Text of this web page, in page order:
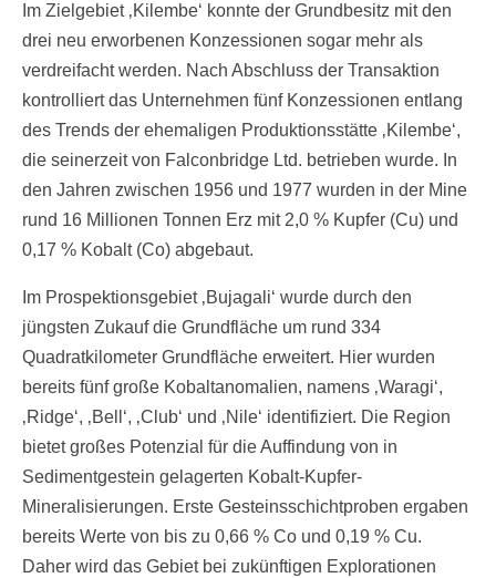
Im Zielgebiet ‚Kilembe‘ konnte der Grundbesitz mit den
drei neu erworbenen Konzessionen sogar mehr als
verdreifacht werden. Nach Abschluss der Transaktion
kontrolliert das Unternehmen fünf Konzessionen entlang
des Trends der ehemaligen Produktionsstätte ‚Kilembe‘,
die seinerzeit von Falconbridge Ltd. betrieben wurde. In
den Jahren zwischen 1956 und 1977 wurden in der Mine
rund 16 Millionen Tonnen Erz mit 2,0 % Kupfer (Cu) und
0,17 % Kobalt (Co) abgebaut.
Im Prospektionsgebiet ‚Bujagali‘ wurde durch den
jüngsten Zukauf die Grundfläche um rund 334
Quadratkilometer Grundfläche erweitert. Hier wurden
bereits fünf große Kobaltanomalien, namens ‚Waragi‘,
‚Ridge‘, ‚Bell‘, ‚Club‘ und ‚Nile‘ identifiziert. Die Region
bietet großes Potenzial für die Auffindung von in
Sedimentgestein gelagerten Kobalt-Kupfer-
Mineralisierungen. Erste Gesteinsschichtproben ergaben
bereits Werte von bis zu 0,66 % Co und 0,19 % Cu.
Daher wird das Gebiet bei zukünftigen Explorationen